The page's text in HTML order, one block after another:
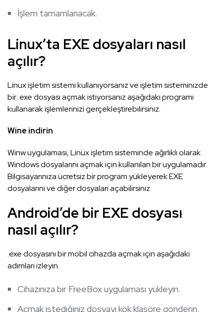
İşlem tamamlanacak.
Linux’ta EXE dosyaları nasıl
açılır?
Linux işletim sistemi kullanıyorsanız ve işletim sisteminizde
bir .exe dosyası açmak istiyorsanız aşağıdaki programı
kullanarak işlemlerinizi gerçekleştirebilirsiniz.
Wine indirin
Winw uygulaması, Linux işletim sisteminde ağırlıklı olarak
Windows dosyalarını açmak için kullanılan bir uygulamadır.
Bilgisayarınıza ücretsiz bir program yükleyerek EXE
dosyalarını ve diğer dosyaları açabilirsiniz.
Android’de bir EXE dosyası
nasıl açılır?
.exe dosyasını bir mobil cihazda açmak için aşağıdaki
adımları izleyin.
Cihazınıza bir FreeBox uygulaması yükleyin.
Açmak istediğiniz dosyayı kök klasöre gönderin.